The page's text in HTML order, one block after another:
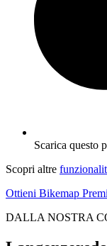
Scarica questo
Scopri altre
Ottieni Bikemap
DALLA NOSTRA